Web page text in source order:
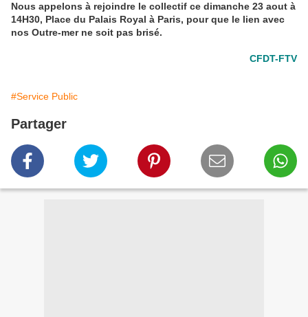
Nous appelons à rejoindre le collectif ce dimanche 23 aout à
14H30, Place du Palais Royal à Paris, pour que le lien avec
nos Outre-mer ne soit pas brisé.
CFDT-FTV
#Service Public
Partager